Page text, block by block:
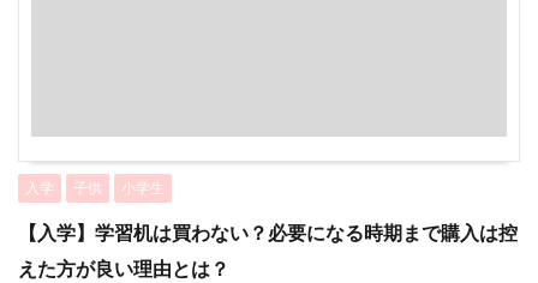
入学 子供 小学生
【入学】学習机は買わない？必要になる時期まで購入は控
えた方が良い理由とは？